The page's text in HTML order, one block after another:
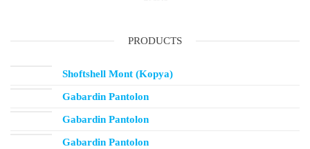
PRODUCTS
Shoftshell Mont (Kopya)
Gabardin Pantolon
Gabardin Pantolon
Gabardin Pantolon